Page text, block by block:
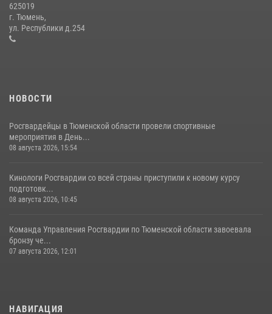
Сотрудники тюменского СОБР "Сова" отработали навыки
десантирования на Урале
16 июля 2026, 10:42
625019
г. Тюмень,
ул. Республики д.254
НОВОСТИ
Росгвардейцы в Тюменской области провели спортивные
мероприятия в День...
08 августа 2026, 15:54
Кинологи Росгвардии со всей страны приступили к новому курсу
подготовк...
08 августа 2026, 10:45
Команда Управления Росгвардии по Тюменской области завоевала
бронзу че...
07 августа 2026, 12:01
НАВИГАЦИЯ